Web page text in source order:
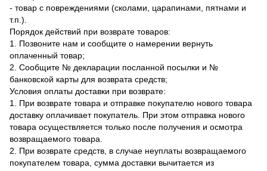
- товар с повреждениями (сколами, царапинами, пятнами и
т.п.).
Порядок действий при возврате товаров:
1. Позвоните нам и сообщите о намерении вернуть
оплаченный товар;
2. Сообщите № декларации посланной посылки и №
банковской карты для возврата средств;
Условия оплаты доставки при возврате:
1. При возврате товара и отправке покупателю нового товара
доставку оплачивает покупатель. При этом отправка нового
товара осуществляется только после получения и осмотра
возвращаемого товара.
2. При возврате средств, в случае неуплаты возвращаемого
покупателем товара, сумма доставки вычитается из